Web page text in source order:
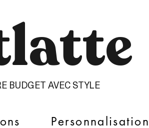
BUDGET AVEC STYLE
Personnalisation